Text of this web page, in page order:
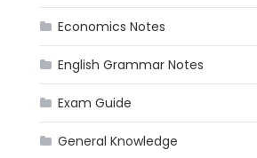
Economics Notes
English Grammar Notes
Exam Guide
General Knowledge